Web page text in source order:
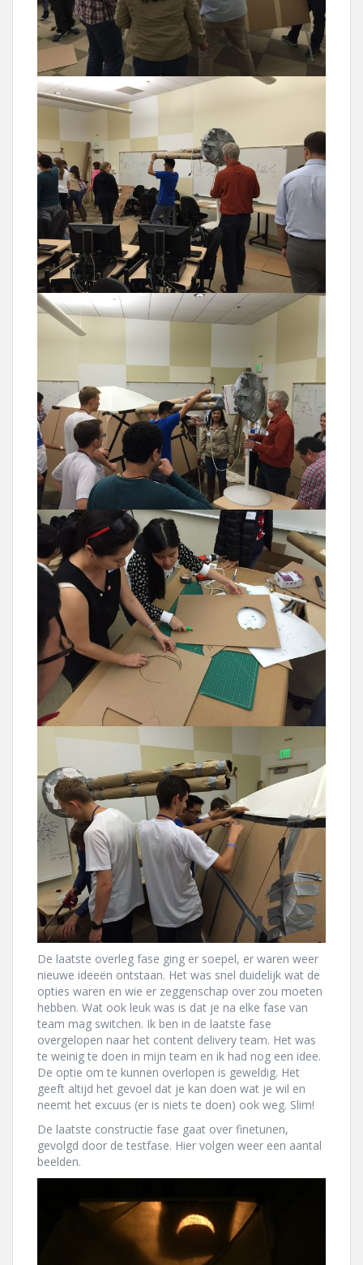
De laatste overleg fase ging er soepel, er waren weer
nieuwe ideeën ontstaan. Het was snel duidelijk wat de
opties waren en wie er zeggenschap over zou moeten
hebben. Wat ook leuk was is dat je na elke fase van
team mag switchen. Ik ben in de laatste fase
overgelopen naar het content delivery team. Het was
te weinig te doen in mijn team en ik had nog een idee.
De optie om te kunnen overlopen is geweldig. Het
geeft altijd het gevoel dat je kan doen wat je wil en
neemt het excuus (er is niets te doen) ook weg. Slim!
De laatste constructie fase gaat over finetunen,
gevolgd door de testfase. Hier volgen weer een aantal
beelden.